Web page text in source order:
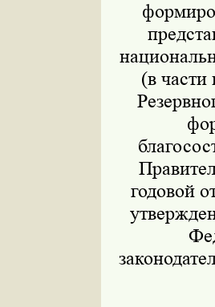
(в части
годовой